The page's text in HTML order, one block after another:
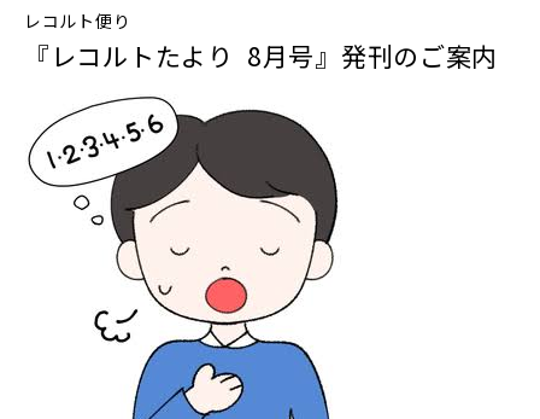
レコルト便り
『レコルトたより 8月号』発刊のご案内